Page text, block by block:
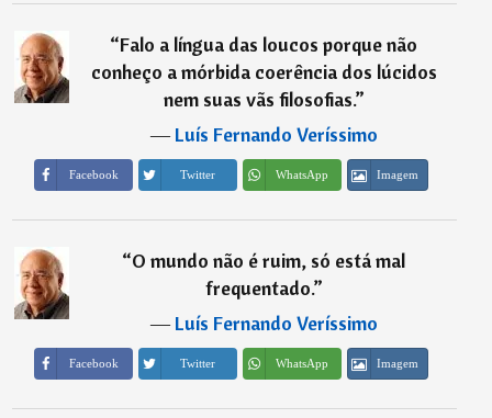
“Falo a língua das loucos porque não
conheço a mórbida coerência dos lúcidos
nem suas vãs filosofias.”
―Luís Fernando Veríssimo
Facebook Twitter WhatsApp Imagem
“O mundo não é ruim, só está mal
frequentado.”
―Luís Fernando Veríssimo
Facebook Twitter WhatsApp Imagem